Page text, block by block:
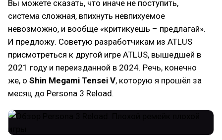
Вы можете сказать, что иначе не поступить,
система сложная, впихнуть невпихуемое
невозможно, и вообще «критикуешь – предлагай».
И предложу. Советую разработчикам из ATLUS
присмотреться к другой игре ATLUS, вышедшей в
2021 году и переизданной в 2024. Речь, конечно
же, о Shin Megami Tensei V, которую я прошёл за
месяц до Persona 3 Reload.